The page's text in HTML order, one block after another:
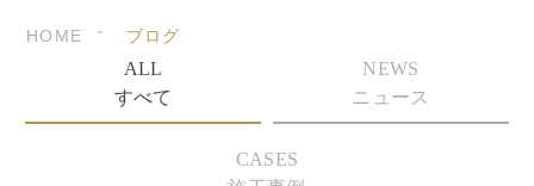
HOME ブログ
ALL
すべて
NEWS
ニュース
CASES